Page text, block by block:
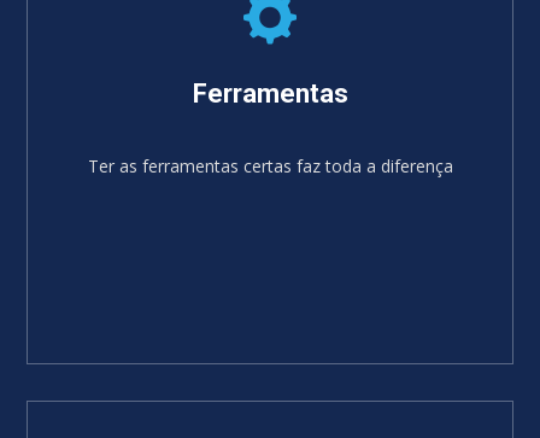
Ferramentas
Ter as ferramentas certas faz toda a diferença